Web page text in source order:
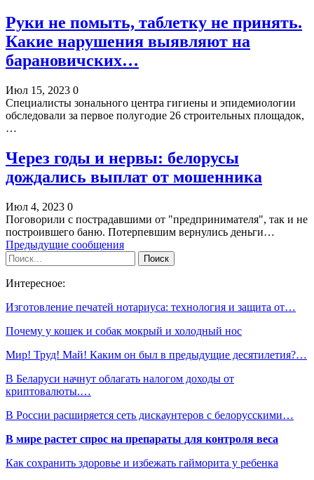
Руки не помыть, таблетку не принять.
Какие нарушения выявляют на
барановичских…
Июл 15, 2023 0
Специалисты зонального центра гигиены и эпидемиологии
обследовали за первое полугодие 26 строительных площадок,
…
Через годы и нервы: белорусы
дождались выплат от мошенника
Июл 4, 2023 0
Поговорили с пострадавшими от "предпринимателя", так и не
построившего баню. Потерпевшим вернулись деньги…
Предыдущие сообщения
Интересное:
Изготовление печатей нотариуса: технология и защита от…
Почему у кошек и собак мокрый и холодный нос
Мир! Труд! Май! Каким он был в предыдущие десятилетия?…
В Беларуси начнут облагать налогом доходы от
криптовалюты.…
В России расширяется сеть дискаунтеров с белорусскими…
В мире растет спрос на препараты для контроля веса
Как сохранить здоровье и избежать гайморита у ребенка